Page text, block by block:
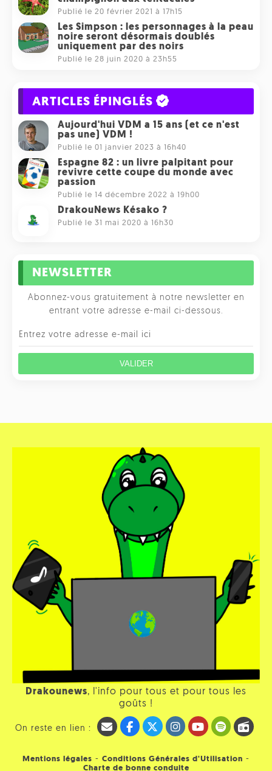
Publié le 20 février 2021 à 17h15
Les Simpson : les personnages à la peau
noire seront désormais doublés
uniquement par des noirs
Publié le 28 juin 2020 à 23h55
ARTICLES ÉPINGLÉS
Aujourd'hui VDM a 15 ans (et ce n'est
pas une) VDM !
Publié le 01 janvier 2023 à 16h40
Espagne 82 : un livre palpitant pour
revivre cette coupe du monde avec
passion
Publié le 14 décembre 2022 à 19h00
DrakouNews Késako ?
Publié le 31 mai 2020 à 16h30
NEWSLETTER
Abonnez-vous gratuitement à notre newsletter en
entrant votre adresse e-mail ci-dessous.
VALIDER
Drakounews, l'info pour tous et pour tous les
goûts !
On reste en lien :
Mentions légales - Conditions Générales d'Utilisation -
Charte de bonne conduite